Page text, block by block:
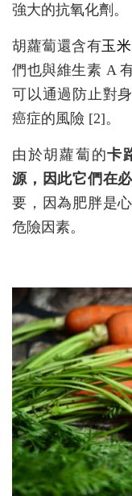
強大的抗氧化劑。
胡蘿蔔還含有玉
們也與維生素 A
可以通過防止對
癌症的風險 [2]。
由於胡蘿蔔的卡
源，因此它們在
要，因為肥胖是
危險因素。